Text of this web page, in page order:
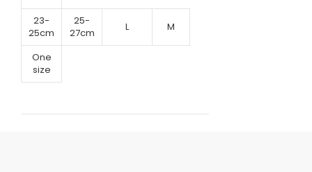
23-
25cm
25-
27cm
L M
One
size